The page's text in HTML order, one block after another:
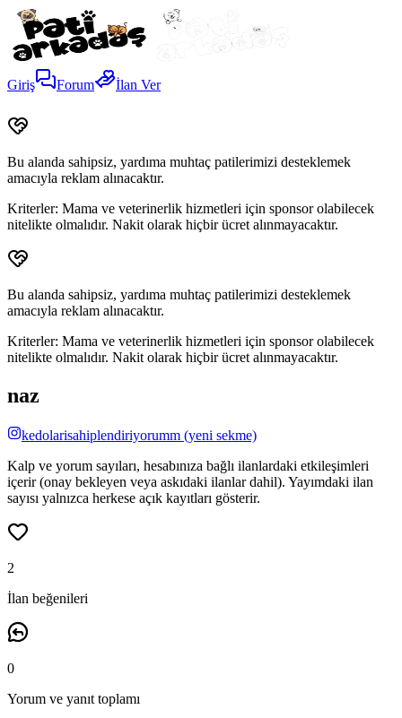
Giriş Forum İlan Ver
Bu alanda sahipsiz, yardıma muhtaç patilerimizi desteklemek
amacıyla reklam alınacaktır.
Kriterler: Mama ve veterinerlik hizmetleri için sponsor olabilecek
nitelikte olmalıdır. Nakit olarak hiçbir ücret alınmayacaktır.
Bu alanda sahipsiz, yardıma muhtaç patilerimizi desteklemek
amacıyla reklam alınacaktır.
Kriterler: Mama ve veterinerlik hizmetleri için sponsor olabilecek
nitelikte olmalıdır. Nakit olarak hiçbir ücret alınmayacaktır.
naz
kedolarisahiplendiriyorumm (yeni sekme)
Kalp ve yorum sayıları, hesabınıza bağlı ilanlardaki etkileşimleri
içerir (onay bekleyen veya askıdaki ilanlar dahil). Yayımdaki ilan
sayısı yalnızca herkese açık kayıtları gösterir.
2
İlan beğenileri
0
Yorum ve yanıt toplamı